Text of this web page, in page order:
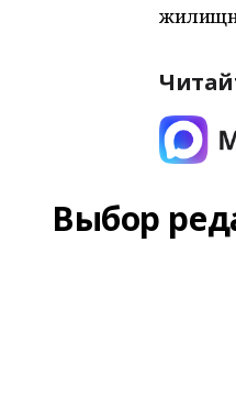
Выбор